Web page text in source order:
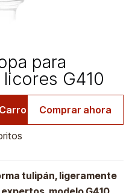
para
G410
Comprar ahora
tulipán, ligeramente